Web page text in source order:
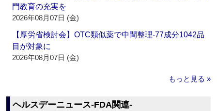
門教育の充実を
2026年08月07日 (金)
【厚労省検討会】OTC類似薬で中間整理‐77成分1042品
目が対象に
2026年08月07日 (金)
もっと見る »
ヘルスデーニュース‐FDA関連‐